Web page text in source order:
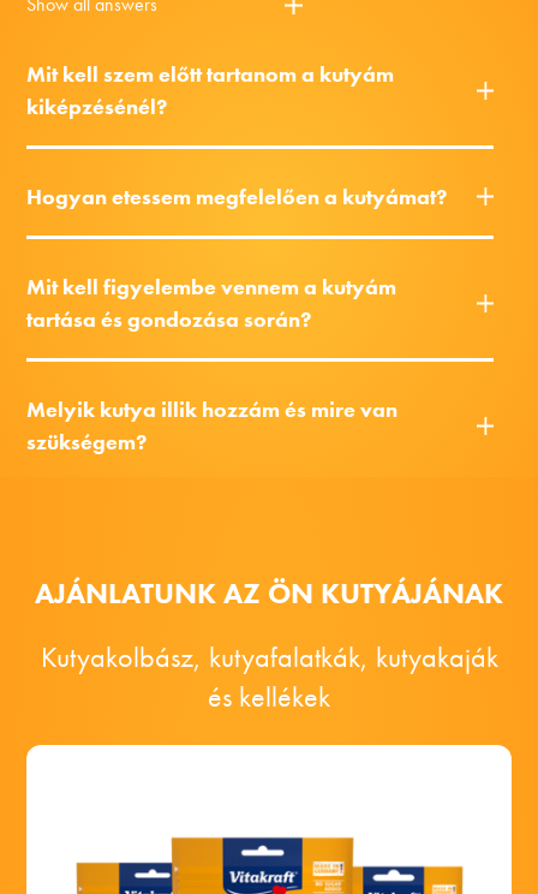
Mit kell szem előtt tartanom a kutyám
kiképzésénél?
Hogyan etessem megfelelően a kutyámat?
Mit kell figyelembe vennem a kutyám
tartása és gondozása során?
Melyik kutya illik hozzám és mire van
szükségem?
AJÁNLATUNK AZ ÖN KUTYÁJÁNAK
Kutyakolbász, kutyafalatkák, kutyakaják
és kellékek